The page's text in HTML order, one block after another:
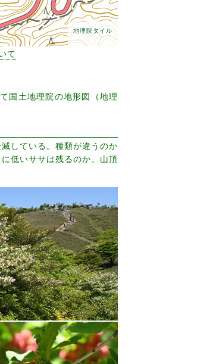
地理院タイル
て
国土地理院の地形図（地理
している。種類が違うのか
低いササは残るのか。山頂